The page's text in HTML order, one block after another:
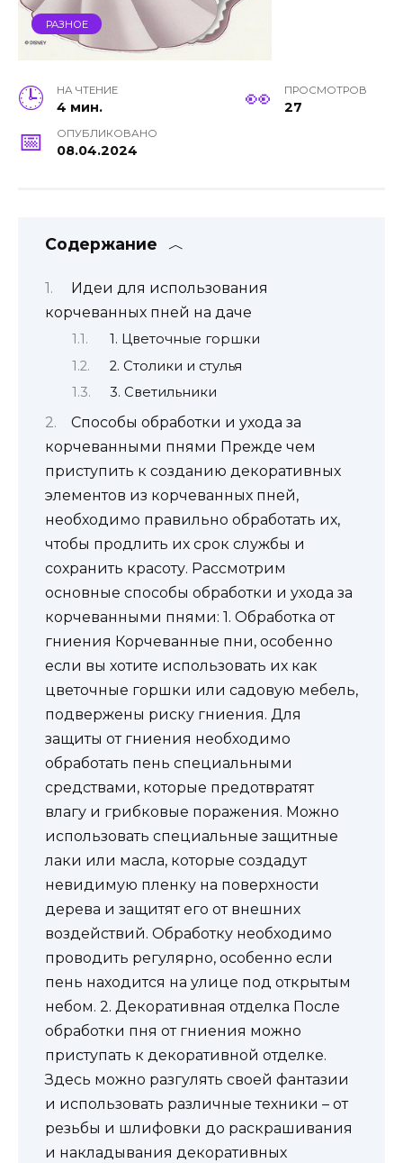
РАЗНОЕ
НА ЧТЕНИЕ
4 мин.
ПРОСМОТРОВ
27
ОПУБЛИКОВАНО
08.04.2024
Содержание
Идеи для использования
корчеванных пней на даче
1. Цветочные горшки
2. Столики и стулья
3. Светильники
Способы обработки и ухода за
корчеванными пнями Прежде чем
приступить к созданию декоративных
элементов из корчеванных пней,
необходимо правильно обработать их,
чтобы продлить их срок службы и
сохранить красоту. Рассмотрим
основные способы обработки и ухода за
корчеванными пнями: 1. Обработка от
гниения Корчеванные пни, особенно
если вы хотите использовать их как
цветочные горшки или садовую мебель,
подвержены риску гниения. Для
защиты от гниения необходимо
обработать пень специальными
средствами, которые предотвратят
влагу и грибковые поражения. Можно
использовать специальные защитные
лаки или масла, которые создадут
невидимую пленку на поверхности
дерева и защитят его от внешних
воздействий. Обработку необходимо
проводить регулярно, особенно если
пень находится на улице под открытым
небом. 2. Декоративная отделка После
обработки пня от гниения можно
приступать к декоративной отделке.
Здесь можно разгулять своей фантазии
и использовать различные техники – от
резьбы и шлифовки до раскрашивания
и накладывания декоративных